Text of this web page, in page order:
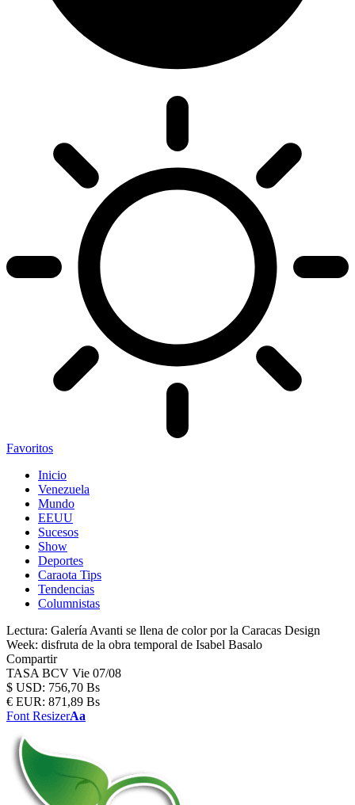
Favoritos
Inicio
Venezuela
Mundo
EEUU
Sucesos
Show
Deportes
Caraota Tips
Tendencias
Columnistas
Lectura: Galería Avanti se llena de color por la Caracas Design
Week: disfruta de la obra temporal de Isabel Basalo
Compartir
TASA BCV Vie 07/08
$ USD: 756,70 Bs
€ EUR: 871,89 Bs
Font ResizerAa